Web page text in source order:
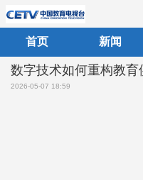
首页 新闻
数字技术如何重构教育
2026-05-07 18:59